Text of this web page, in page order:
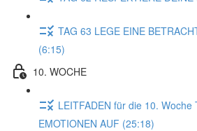
TAG 63 LEGE EINE
(6:15)
10. WOCHE
LEITFADEN für die 10. Woche
EMOTIONEN AUF (25:18)